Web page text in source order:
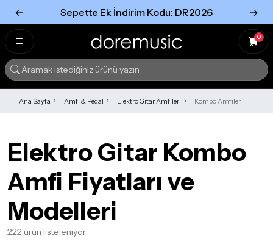
← Sepette Ek İndirim Kodu: DR2026 →
0
Ana Sayfa Amfi & Pedal Elektro Gitar Amfileri Kombo Amfiler
Elektro Gitar Kombo
Amfi Fiyatları ve
Modelleri
222 ürün listeleniyor
Tümünü Gör
Tümünü gör